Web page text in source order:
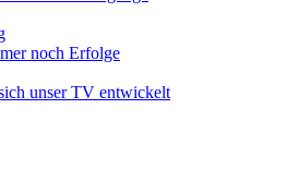
noch Erfolge
unser TV entwickelt